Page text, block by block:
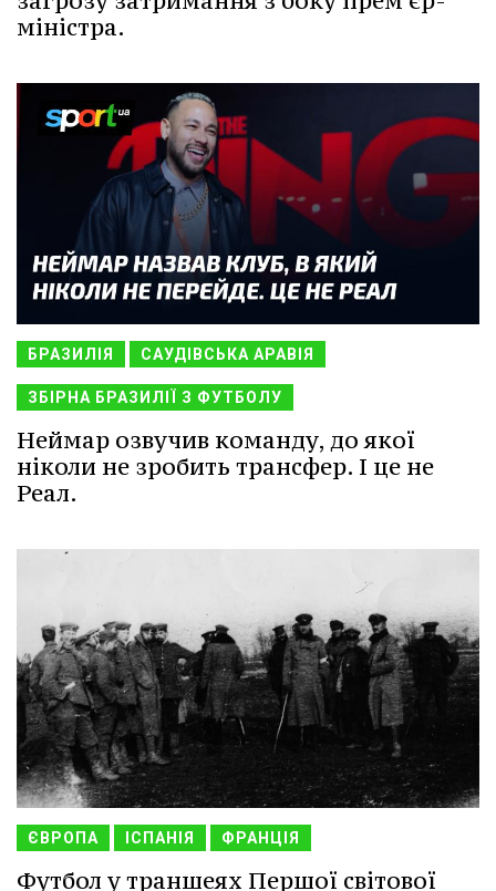
міністра.
БРАЗИЛІЯ САУДІВСЬКА АРАВІЯ
ЗБІРНА БРАЗИЛІЇ З ФУТБОЛУ
Неймар озвучив команду, до якої
ніколи не зробить трансфер. І це не
Реал.
ЄВРОПА ІСПАНІЯ ФРАНЦІЯ
Футбол у траншеях Першої світової